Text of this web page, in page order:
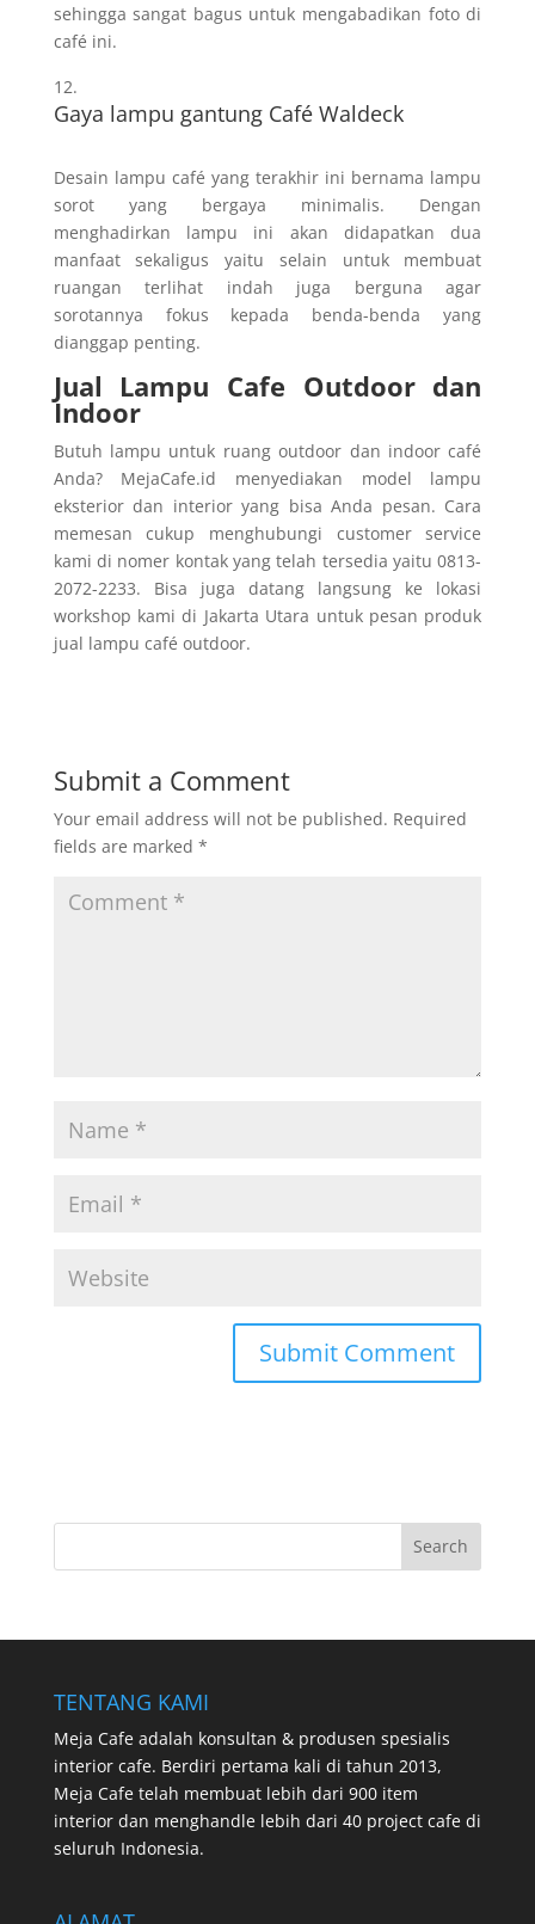
sehingga sangat bagus untuk mengabadikan foto di
café ini.
Gaya lampu gantung Café Waldeck
Desain lampu café yang terakhir ini bernama lampu
sorot yang bergaya minimalis. Dengan
menghadirkan lampu ini akan didapatkan dua
manfaat sekaligus yaitu selain untuk membuat
ruangan terlihat indah juga berguna agar
sorotannya fokus kepada benda-benda yang
dianggap penting.
Jual Lampu Cafe Outdoor dan
Indoor
Butuh lampu untuk ruang outdoor dan indoor café
Anda? MejaCafe.id menyediakan model lampu
eksterior dan interior yang bisa Anda pesan. Cara
memesan cukup menghubungi customer service
kami di nomer kontak yang telah tersedia yaitu 0813-
2072-2233. Bisa juga datang langsung ke lokasi
workshop kami di Jakarta Utara untuk pesan produk
jual lampu café outdoor.
Submit a Comment
Your email address will not be published. Required
fields are marked *
TENTANG KAMI
Meja Cafe adalah konsultan & produsen spesialis
interior cafe. Berdiri pertama kali di tahun 2013,
Meja Cafe telah membuat lebih dari 900 item
interior dan menghandle lebih dari 40 project cafe di
seluruh Indonesia.